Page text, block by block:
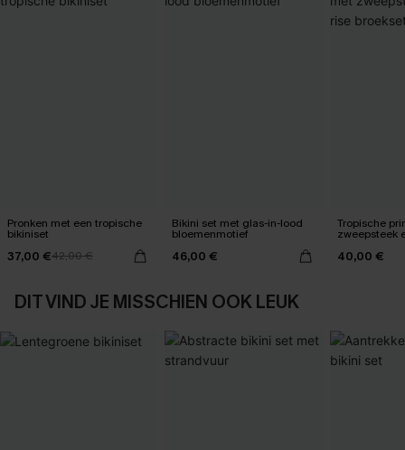
Pronken met een tropische
bikiniset
37,00 €42,00 €
Bikini set met glas-in-lood
bloemenmotief
46,00 €
Tropische
zweepsteek
40,00 €
DIT VIND JE MISSCHIEN OOK LEUK